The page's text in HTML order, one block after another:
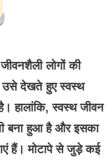
लोगों की
उसे देखते हुए स्वस्थ
हालांकि, स्वस्थ जीवन
बना हुआ है और इसका
हैं। मोटापे से जुड़े कई